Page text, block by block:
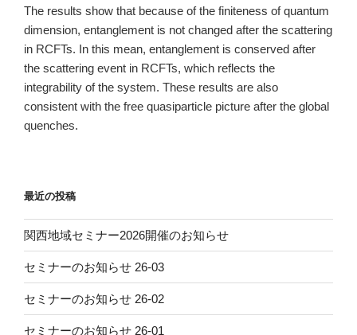
The results show that because of the finiteness of quantum
dimension, entanglement is not changed after the scattering
in RCFTs. In this mean, entanglement is conserved after
the scattering event in RCFTs, which reflects the
integrability of the system. These results are also
consistent with the free quasiparticle picture after the global
quenches.
最近の投稿
関西地域セミナー2026開催のお知らせ
セミナーのお知らせ 26-03
セミナーのお知らせ 26-02
セミナーのお知らせ 26-01